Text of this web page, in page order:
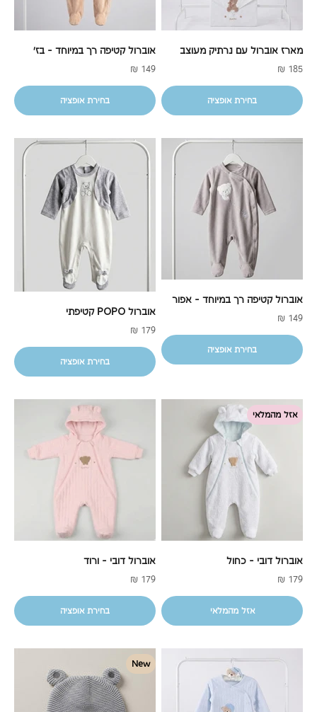
מארז אוברול עם נרתיק מעוצב
מחיר מבצע
185 ₪
בחירת אופציה
אוברול קטיפה רך במיוחד - בז'
מחיר מבצע
149 ₪
בחירת אופציה
אוברול קטיפה רך במיוחד - אפור
מחיר מבצע
149 ₪
בחירת אופציה
אוברול POPO קטיפתי
מחיר מבצע
179 ₪
בחירת אופציה
אזל מהמלאי
אוברול דובי - כחול
מחיר מבצע
179 ₪
אזל מהמלאי
אוברול דובי - ורוד
מחיר מבצע
179 ₪
בחירת אופציה
New